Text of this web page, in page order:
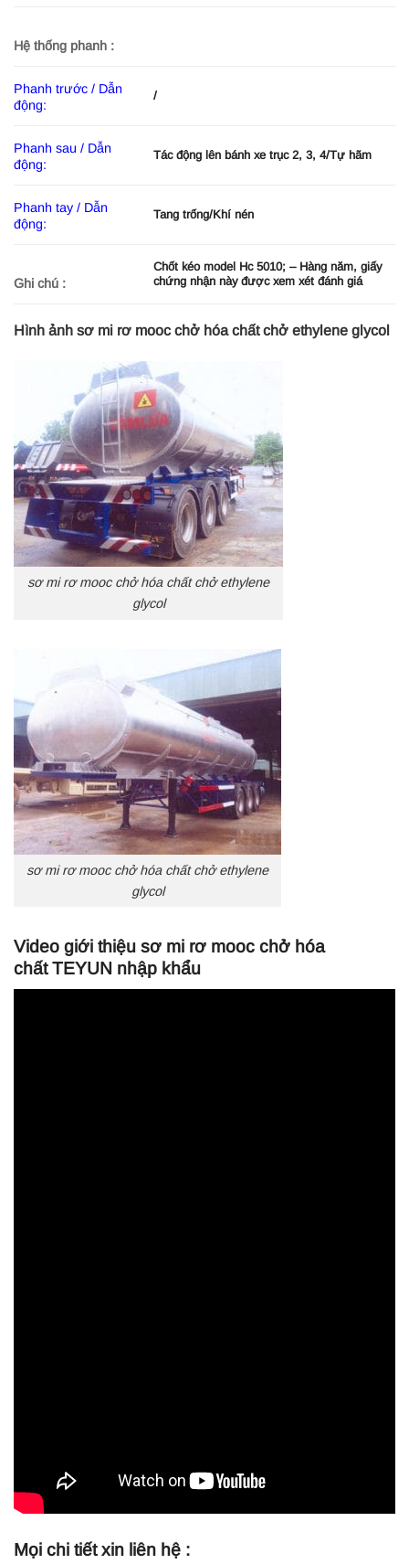
Hệ thống phanh :
Phanh trước / Dẫn
động:
/
Phanh sau / Dẫn
động:
Tác động lên bánh xe trục 2, 3, 4/Tự hãm
Phanh tay / Dẫn
động:
Tang trống/Khí nén
Ghi chú :
Chốt kéo model Hc 5010; – Hàng năm, giấy
chứng nhận này được xem xét đánh giá
Hình ảnh sơ mi rơ mooc chở hóa chất chở ethylene glycol
sơ mi rơ mooc chở hóa chất chở ethylene
glycol
sơ mi rơ mooc chở hóa chất chở ethylene
glycol
Video giới thiệu sơ mi rơ mooc chở hóa
chất TEYUN nhập khẩu
Mọi chi tiết xin liên hệ :